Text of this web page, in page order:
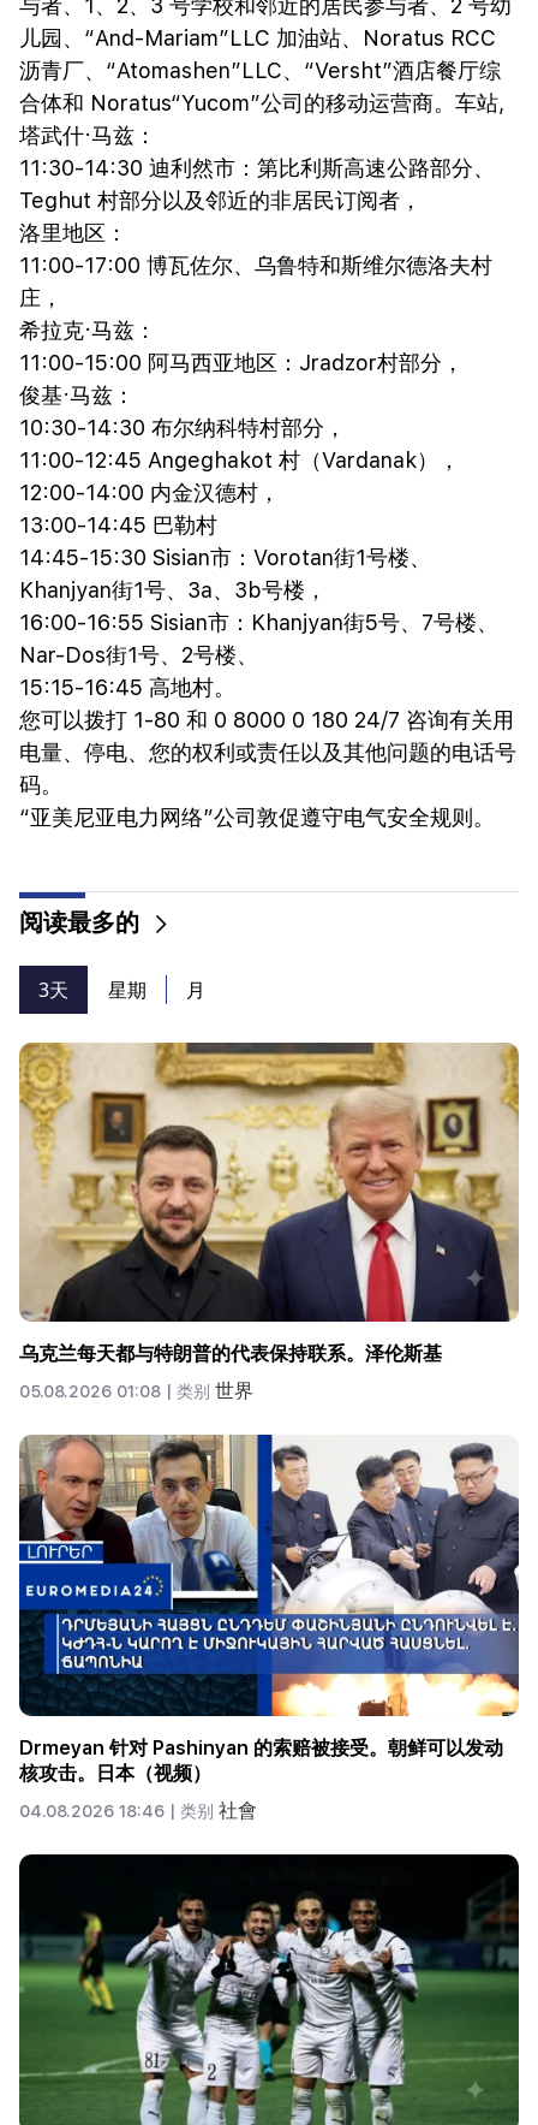
儿园、“And-Mariam”LLC 加油站、Noratus RCC
沥青厂、“Atomashen”LLC、“Versht”酒店餐厅综
合体和 Noratus“Yucom”公司的移动运营商。车站,
塔武什·马兹：
11:30-14:30 迪利然市：第比利斯高速公路部分、
Teghut 村部分以及邻近的非居民订阅者，
洛里地区：
11:00-17:00 博瓦佐尔、乌鲁特和斯维尔德洛夫村
庄，
希拉克·马兹：
11:00-15:00 阿马西亚地区：Jradzor村部分，
俊基·马兹：
10:30-14:30 布尔纳科特村部分，
11:00-12:45 Angeghakot 村（Vardanak），
12:00-14:00 内金汉德村，
13:00-14:45 巴勒村
14:45-15:30 Sisian市：Vorotan街1号楼、
Khanjyan街1号、3a、3b号楼，
16:00-16:55 Sisian市：Khanjyan街5号、7号楼、
Nar-Dos街1号、2号楼、
15:15-16:45 高地村。
您可以拨打 1-80 和 0 8000 0 180 24/7 咨询有关用
电量、停电、您的权利或责任以及其他问题的电话号
码。
“亚美尼亚电力网络”公司敦促遵守电气安全规则。
阅读最多的
3天 星期 月
乌克兰每天都与特朗普的代表保持联系。泽伦斯基
05.08.2026 01:08 | 类别 世界
Drmeyan 针对 Pashinyan 的索赔被接受。朝鲜可以发动
核攻击。日本（视频）
04.08.2026 18:46 | 类别 社會